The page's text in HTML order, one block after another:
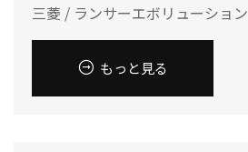
三菱 / ランサーエボリューション
もっと見る